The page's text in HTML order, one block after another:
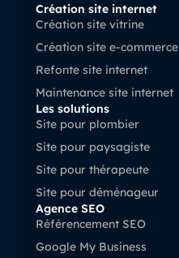
Création site internet
Création site vitrine
Création site e-commerce
Refonte site internet
Maintenance site internet
Les solutions
Site pour plombier
Site pour paysagiste
Site pour thérapeute
Site pour déménageur
Agence SEO
Référencement SEO
Google My Business